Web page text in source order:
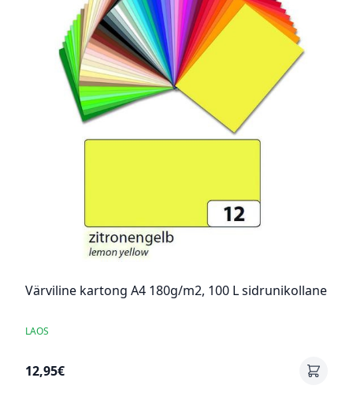
Värviline kartong A4 180g/m2, 100 L sidrunikollane
LAOS
12,95€